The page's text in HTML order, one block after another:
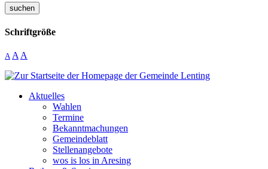
suchen
Schriftgröße
A A A
Aktuelles
Wahlen
Termine
Bekanntmachungen
Gemeindeblatt
Stellenangebote
wos is los in Aresing